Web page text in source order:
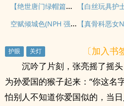
【绝世唐门绿帽篇之明都大赛】（一）
空赋倾城色(NPH 强取豪夺)
〔加入书
沉吟了片刻，张亮摇了摇
为孙爱国的猴子起来：“你这名
怕别人不知道你爱国似的，当